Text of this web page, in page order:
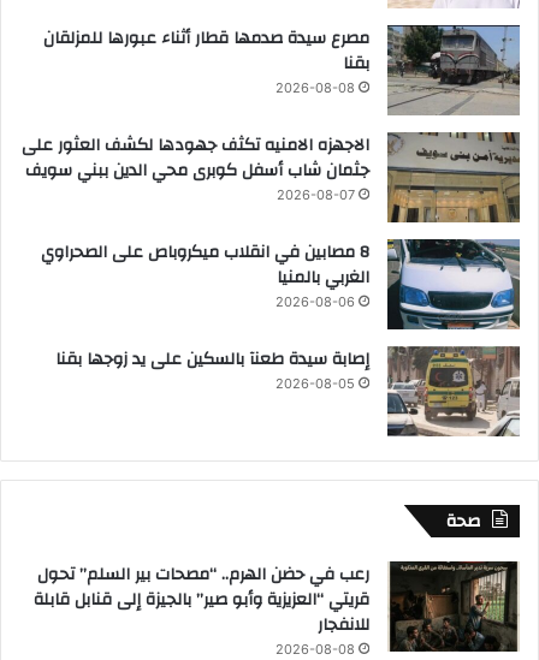
مصرع سيدة صدمها قطار أثناء عبورها للمزلقان
بقنا
2026-08-08
الاجهزه الامنيه تكثف جهودها لكشف العثور على
جثمان شاب أسفل كوبرى محي الدين ببني سويف
2026-08-07
8 مصابين في انقلاب ميكروباص على الصحراوي
الغربي بالمنيا
2026-08-06
إصابة سيدة طعنآ بالسكين على يد زوجها بقنا
2026-08-05
صحة
رعب في حضن الهرم.. “مصحات بير السلم” تحول
قريتي “العزيزية وأبو صير” بالجيزة إلى قنابل قابلة
للانفجار
2026-08-08